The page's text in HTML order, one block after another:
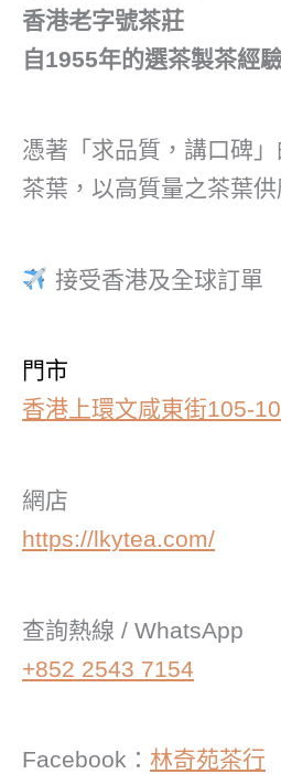
香港老字號茶莊
自1955年的選茶製茶經
憑著「求品質，講口碑
茶葉，以高質量之茶葉供
接受香港及全球訂單
門市
香港上環文咸東街105-
網店
https://lkytea.com/
查詢熱線 / WhatsApp
+852 2543 7154
Facebook： 林奇苑茶行